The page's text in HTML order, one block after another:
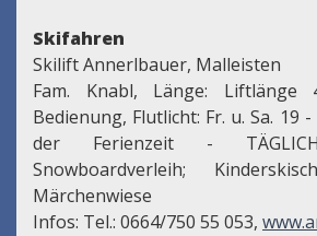
Skifahren
Skilift Annerlbauer, Malleisten
Fam. Knabl, Länge:
Bedienung, Flutlicht: Fr. u. Sa. 19
der Ferienzeit -
Snowboardverleih;
Märchenwiese
Infos: Tel.: 0664/750 55 053,